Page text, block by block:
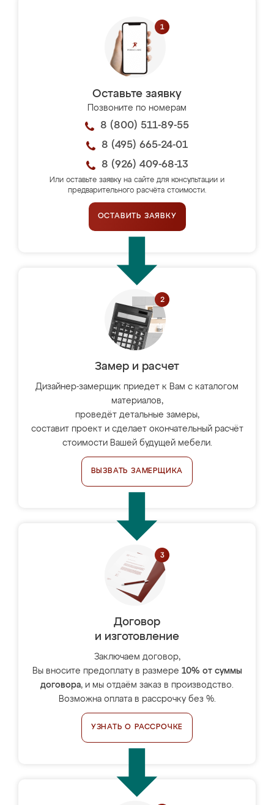
Оставьте заявку
Позвоните по номерам
8 (800) 511-89-55
8 (495) 665-24-01
8 (926) 409-68-13
Или оставьте заявку на сайте для консультации и
предварительного расчёта стоимости.
ОСТАВИТЬ ЗАЯВКУ
Замер и расчет
Дизайнер-замерщик приедет к Вам с каталогом
материалов,
проведёт детальные замеры,
составит проект и сделает окончательный расчёт
стоимости Вашей будущей мебели.
ВЫЗВАТЬ ЗАМЕРЩИКА
Договор
и изготовление
Заключаем договор,
Вы вносите предоплату в размере 10% от суммы
договора, и мы отдаём заказ в производство.
Возможна оплата в рассрочку без %.
УЗНАТЬ О РАССРОЧКЕ